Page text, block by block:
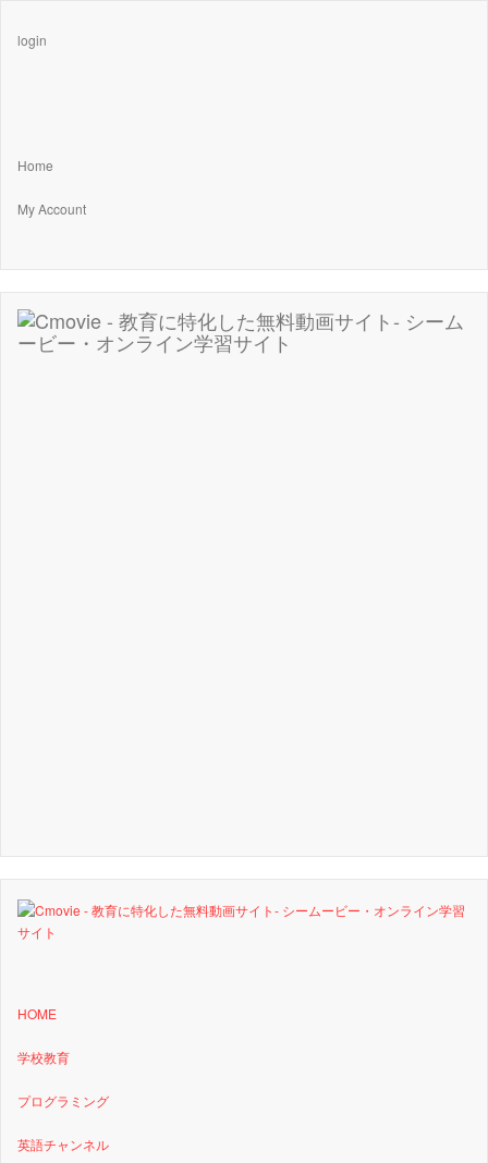
login
Home
My Account
HOME
学校教育
プログラミング
英語チャンネル